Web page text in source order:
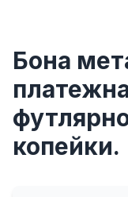
Бона
копейки.